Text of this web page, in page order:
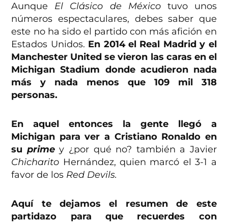
Aunque El Clásico de Méxicotuvo unos
números espectaculares, debes saber que
este no ha sido el partido con más afición en
Estados Unidos. En 2014 el Real Madrid y el
Manchester United se vieron las caras en el
Michigan Stadium donde acudieron nada
más y nada menos que 109 mil 318
personas.
En aquel entonces la gente llegó a
Michigan para ver a Cristiano Ronaldo en
su primey ¿por qué no? también a Javier
Chicharito Hernández, quien marcó el 3-1 a
favor de los Red Devils.
Aquí te dejamos el resumen de este
partidazo para que recuerdes con